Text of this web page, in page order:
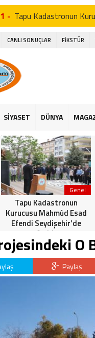
- Tapu Kadastronun
- Seyyid Harun Veli, 706.
-
- Seydişehir Belediye
-
- Suğla gölünde
- Başkan Ustaoğlu
- Suğla Kapalı Havzası
CANLI SONUÇLAR FİKSTÜR
SİYASET DÜNYA
Genel
Tapu Kadastronun
Kurucusu Mahmûd Esad
Efendi Seydişehir’de
Anıldı
O
Paylaş